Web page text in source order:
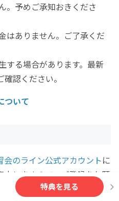
特典を見る
。予めご承知おきくださ
はありません。ご了承くだ
する場合があります。最新
認ください。
ついて
会のライン公式アカウントに
内しますので、ご登録をお願
ティについて事前説明をオ